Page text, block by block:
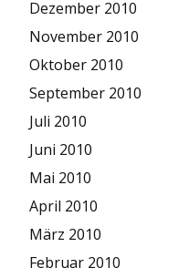
Dezember 2010
November 2010
Oktober 2010
September 2010
Juli 2010
Juni 2010
Mai 2010
April 2010
März 2010
Februar 2010